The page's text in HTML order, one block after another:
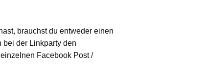
brauchst du entweder einen
bei der Linkparty den
Facebook Post /